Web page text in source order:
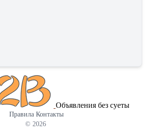
Объявления без суеты
Правила Контакты
© 2026